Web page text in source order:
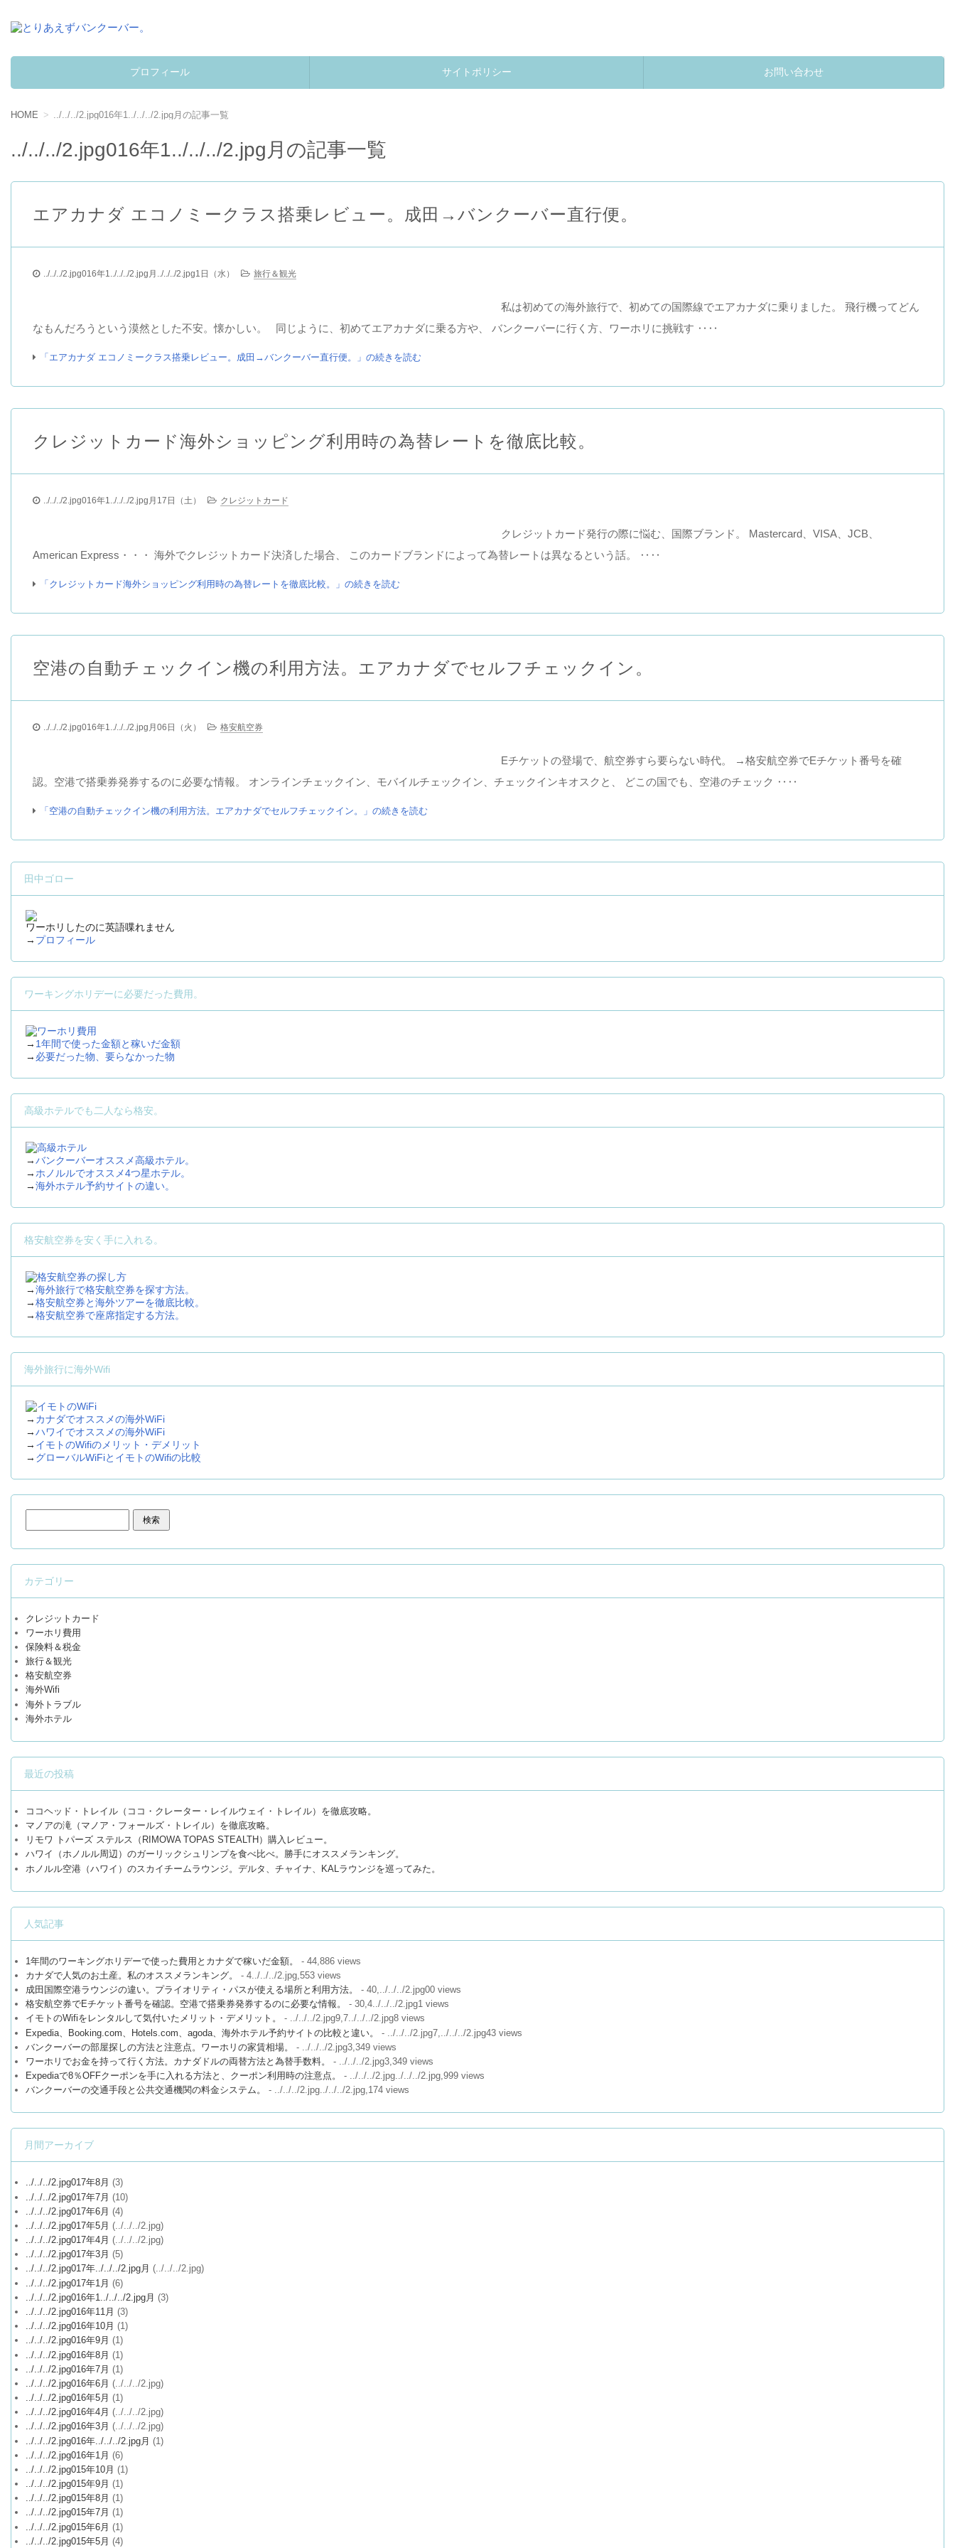
とりあえずバンクーバー。
プロフィール サイトポリシー お問い合わせ
HOME ../../../2.jpg016年1../../../2.jpg月の記事一覧
../../../2.jpg016年1../../../2.jpg月の記事一覧
エアカナダ エコノミークラス搭乗レビュー。成田→バンクーバー直行便。
../../../2.jpg016年1../../../2.jpg月../../../2.jpg1日（水） 旅行＆観光
私は初めての海外旅行で、初めての国際線でエアカナダに乗りました。 飛行機ってどん
なもんだろうという漠然とした不安。懐かしい。 同じように、初めてエアカナダに乗る方や、 バンクーバーに行く方、ワーホリに挑戦す ‥‥
「エアカナダ エコノミークラス搭乗レビュー。成田→バンクーバー直行便。」の続きを読む
クレジットカード海外ショッピング利用時の為替レートを徹底比較。
../../../2.jpg016年1../../../2.jpg月17日（土） クレジットカード
クレジットカード発行の際に悩む、国際ブランド。 Mastercard、VISA、JCB、
American Express・・・ 海外でクレジットカード決済した場合、 このカードブランドによって為替レートは異なるという話。 ‥‥
「クレジットカード海外ショッピング利用時の為替レートを徹底比較。」の続きを読む
空港の自動チェックイン機の利用方法。エアカナダでセルフチェックイン。
../../../2.jpg016年1../../../2.jpg月06日（火） 格安航空券
Eチケットの登場で、航空券すら要らない時代。 →格安航空券でEチケット番号を確
認。空港で搭乗券発券するのに必要な情報。 オンラインチェックイン、モバイルチェックイン、チェックインキオスクと、 どこの国でも、空港のチェック ‥‥
「空港の自動チェックイン機の利用方法。エアカナダでセルフチェックイン。」の続きを読む
田中ゴロー
ワーホリしたのに英語喋れません
→ プロフィール
ワーキングホリデーに必要だった費用。
→ 1年間で使った金額と稼いだ金額
→ 必要だった物、要らなかった物
高級ホテルでも二人なら格安。
→バンクーバーオススメ高級ホテル。
→ ホノルルでオススメ4つ星ホテル。
→海外ホテル予約サイトの違い。
格安航空券を安く手に入れる。
→海外旅行で格安航空券を探す方法。
→格安航空券と海外ツアーを徹底比較。
→格安航空券で座席指定する方法。
海外旅行に海外Wifi
→ カナダでオススメの海外WiFi
→ハワイでオススメの海外WiFi
→ イモトのWifiのメリット・デメリット
→ グローバルWiFiとイモトのWifiの比較
カテゴリー
クレジットカード
ワーホリ費用
保険料＆税金
旅行＆観光
格安航空券
海外Wifi
海外トラブル
海外ホテル
最近の投稿
ココヘッド・トレイル（ココ・クレーター・レイルウェイ・トレイル）を徹底攻略。
マノアの滝（マノア・フォールズ・トレイル）を徹底攻略。
リモワ トパーズ ステルス（RIMOWA TOPAS STEALTH）購入レビュー。
ハワイ（ホノルル周辺）のガーリックシュリンプを食べ比べ。勝手にオススメランキング。
ホノルル空港（ハワイ）のスカイチームラウンジ。デルタ、チャイナ、KALラウンジを巡ってみた。
人気記事
1年間のワーキングホリデーで使った費用とカナダで稼いだ金額。
- 44,886 views
カナダで人気のお土産。私のオススメランキング。
- 4../../../2.jpg,553 views
成田国際空港ラウンジの違い。プライオリティ・パスが使える場所と利用方法。
- 40,../../../2.jpg00 views
格安航空券でEチケット番号を確認。空港で搭乗券発券するのに必要な情報。
- 30,4../../../2.jpg1 views
イモトのWifiをレンタルして気付いたメリット・デメリット。
- ../../../2.jpg9,7../../../2.jpg8 views
Expedia、Booking.com、Hotels.com、agoda、海外ホテル予約サイトの比較と違い。
- ../../../2.jpg7,../../../2.jpg43 views
バンクーバーの部屋探しの方法と注意点。ワーホリの家賃相場。
- ../../../2.jpg3,349 views
ワーホリでお金を持って行く方法。カナダドルの両替方法と為替手数料。
- ../../../2.jpg3,349 views
Expediaで8％OFFクーポンを手に入れる方法と、クーポン利用時の注意点。
- ../../../2.jpg../../../2.jpg,999 views
バンクーバーの交通手段と公共交通機関の料金システム。
- ../../../2.jpg../../../2.jpg,174 views
月間アーカイブ
../../../2.jpg017年8月 (3)
../../../2.jpg017年7月 (10)
../../../2.jpg017年6月 (4)
../../../2.jpg017年5月 (../../../2.jpg)
../../../2.jpg017年4月 (../../../2.jpg)
../../../2.jpg017年3月 (5)
../../../2.jpg017年../../../2.jpg月 (../../../2.jpg)
../../../2.jpg017年1月 (6)
../../../2.jpg016年1../../../2.jpg月 (3)
../../../2.jpg016年11月 (3)
../../../2.jpg016年10月 (1)
../../../2.jpg016年9月 (1)
../../../2.jpg016年8月 (1)
../../../2.jpg016年7月 (1)
../../../2.jpg016年6月 (../../../2.jpg)
../../../2.jpg016年5月 (1)
../../../2.jpg016年4月 (../../../2.jpg)
../../../2.jpg016年3月 (../../../2.jpg)
../../../2.jpg016年../../../2.jpg月 (1)
../../../2.jpg016年1月 (6)
../../../2.jpg015年10月 (1)
../../../2.jpg015年9月 (1)
../../../2.jpg015年8月 (1)
../../../2.jpg015年7月 (1)
../../../2.jpg015年6月 (1)
../../../2.jpg015年5月 (4)